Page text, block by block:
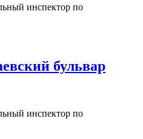
инспектор по
бульвар
инспектор по